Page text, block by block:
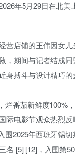
年5月29日在北美
营店铺的王伟因女
，期间与记者结成
身搏斗与设计精巧
烂番茄新鲜度100%
际电影节观众热烈
围2025年西班牙锡
名 [5] [12]，入围第